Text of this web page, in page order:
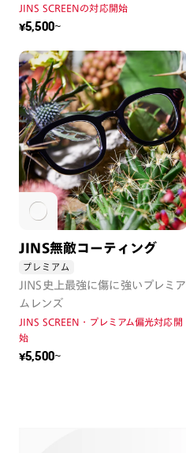
JINS SCREENの対応開始
¥5,500~
JINS無敵コーティング
プレミアム
JINS史上最強に傷に強いプレミア
ムレンズ
JINS SCREEN・プレミアム偏光対応開
始
¥5,500~